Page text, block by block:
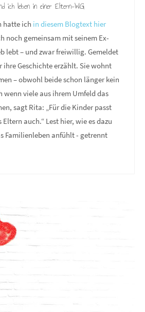
ich leben in einer Eltern-WG
hatte ich in diesem Blogtext hier
noch gemeinsam mit seinem Ex-
lebt – und zwar freiwillig. Gemeldet
ihre Geschichte erzählt. Sie wohnt
– obwohl beide schon länger kein
wenn viele aus ihrem Umfeld das
sagt Rita: „Für die Kinder passt
auch.“ Lest hier, wie es dazu
Familienleben anfühlt - getrennt